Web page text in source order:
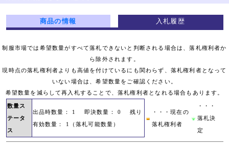
商品の情報 入札履歴
制服市場では希望数量がすべて落札できないと判断される場合は、落札権利者か
ら除外されます。
現時点の落札権利者よりも高値を付けているにも関わらず、落札権利者となって
いない場合は、希望数量をご確認ください。
希望数量を減らして再入札することで、落札権利者となれる場合もあります。
数量ス
テータ
ス
出品時数量： 1 即決数量： 0 残り
有効数量： 1（落札可能数量）
・・・現在の
落札権利者
・・・
落札決
定